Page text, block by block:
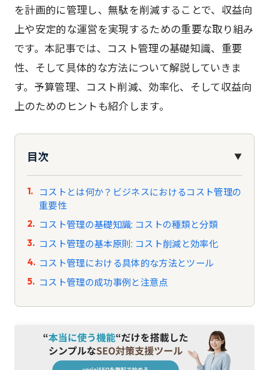
を計画的に管理し、無駄を削減することで、収益向
上や安定的な運営を実現するための重要な取り組み
です。本記事では、コスト管理の基礎知識、重要
性、そして具体的な方法について解説していきま
す。予算管理、コスト削減、効率化、そして収益向
上のためのヒントも紹介します。
目次 ▼
コストとは何か？ビジネスにおけるコスト管理の
重要性
コスト管理の基礎知識: コストの種類と分類
コスト管理の基本原則: コスト削減と効率化
コスト管理における具体的な方法とツール
コスト管理の成功事例と注意点